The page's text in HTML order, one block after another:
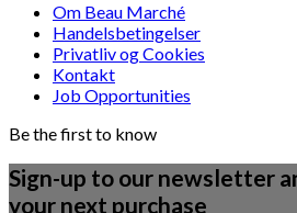
Om Beau Marché
Handelsbetingelser
Privatliv og Cookies
Kontakt
Job Opportunities
Be the first to know
Sign-up to our newsletter
your next purchase